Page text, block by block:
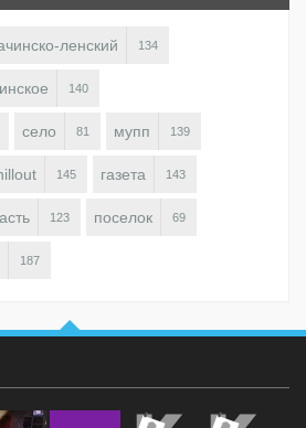
ленский 134
140
село 81 мупп 139
145 газета 143
123 поселок 69
187